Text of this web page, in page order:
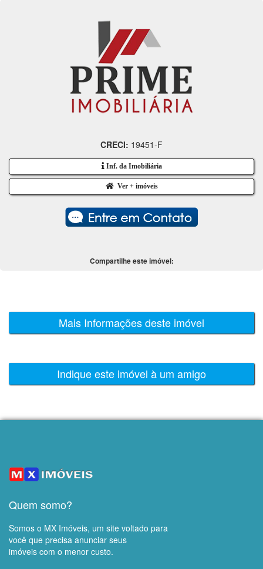
CRECI: 19451-F
Inf. da Imobiliária
Ver + imóveis
Compartilhe este imóvel:
Mais Informações deste imóvel
Indique este imóvel à um amigo
Quem somo?
Somos o MX Imóveis, um site voltado para
você que precisa anunciar seus
imóveis com o menor custo.